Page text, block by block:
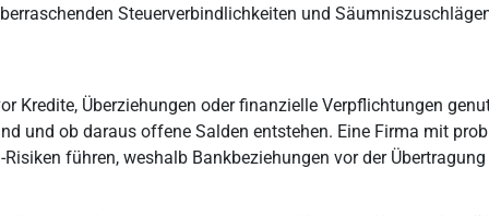
Steuerverbindlichkeiten und
Kredite, Überziehungen oder finanzielle Verpflichtungen
und ob daraus offene Salden entstehen. Eine Firma mit
führen, weshalb Bankbeziehungen vor der